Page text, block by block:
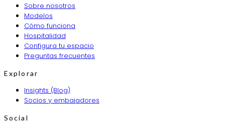
Sobre nosotros
Modelos
Cómo funciona
Hospitalidad
Configura tu espacio
Preguntas frecuentes
Explorar
Insights (Blog)
Socios y embajadores
Social